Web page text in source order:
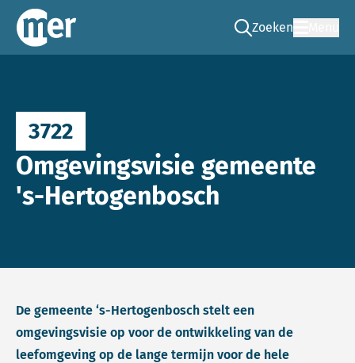
Commissie mer
Zoeken
Ga naar de zoek
3722
Omgevingsvisie gemeente
's-Hertogenbosch
De gemeente ‘s-Hertogenbosch stelt een
omgevingsvisie op voor de ontwikkeling van de
leefomgeving op de lange termijn voor de hele